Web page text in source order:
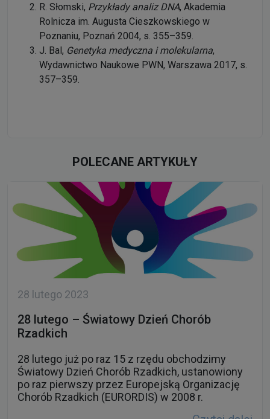
R. Słomski, Przykłady analiz DNA, Akademia
Rolnicza im. Augusta Cieszkowskiego w
Poznaniu, Poznań 2004, s. 355–359.
J. Bal, Genetyka medyczna i molekularna,
Wydawnictwo Naukowe PWN, Warszawa 2017, s.
357–359.
POLECANE ARTYKUŁY
28 lutego 2023
28 lutego – Światowy Dzień Chorób
Rzadkich
28 lutego już po raz 15 z rzędu obchodzimy
Światowy Dzień Chorób Rzadkich, ustanowiony
po raz pierwszy przez Europejską Organizację
Chorób Rzadkich (EURORDIS) w 2008 r.